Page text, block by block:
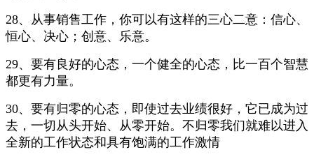
28、从事销售工作，你可以有这样的三心二意：信心、
恒心、决心；创意、乐意。
29、要有良好的心态，一个健全的心态，比一百个智慧
都更有力量。
30、要有归零的心态，即使过去业绩很好，它已成为过
去，一切从头开始、从零开始。不归零我们就难以进入
全新的工作状态和具有饱满的工作激情